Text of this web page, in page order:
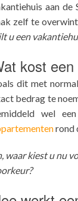
aan
zelf te
u een
kost
dit met
bedrag te
wel
rond
waar kiest u nu